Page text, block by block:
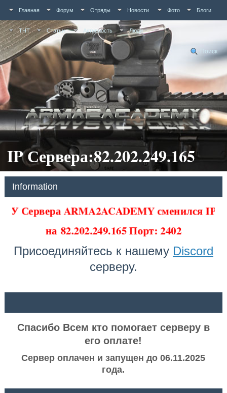
Главная Форум Отряды Новости Фото Блоги
ТНТ Статьи Активность Люди
Поиск
IP Сервера:82.202.249.165
Information
У Сервера ARMA2ACADEMY сменился IP
на82.202.249.165 Порт: 2402
Присоединяйтесь к нашему Discord
серверу.
Спасибо Всем кто помогает серверу в
его оплате!
Сервер оплачен и запущен до 06.11.2025
года.